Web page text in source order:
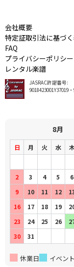
会社概要
特定証取引法に基づ
FAQ
プライバシーポリシー
レンタル楽譜
JASRAC許諾番号:
9018423001Y37019
8月
日 月 火 水
2
3 4 5 6
9
10 11 12
16
17 18 19
23
24 25 26
30
31
休業日 イベント